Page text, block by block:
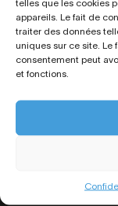
telles que les cookies
appareils. Le fait de
traiter des données
uniques sur ce site. Le
consentement peut
et fonctions.
Toutes